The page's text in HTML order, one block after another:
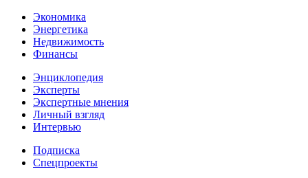
Экономика
Энергетика
Недвижимость
Финансы
Энциклопедия
Эксперты
Экспертные мнения
Личный взгляд
Интервью
Подписка
Спецпроекты